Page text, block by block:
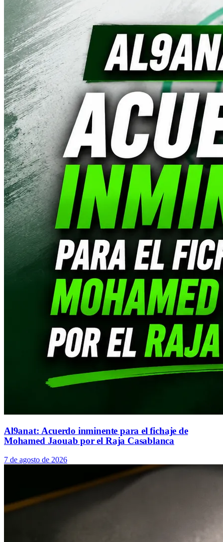
Al9anat: Acuerdo inminente para el fichaje de
Mohamed Jaouab por el Raja Casablanca
7 de agosto de 2026